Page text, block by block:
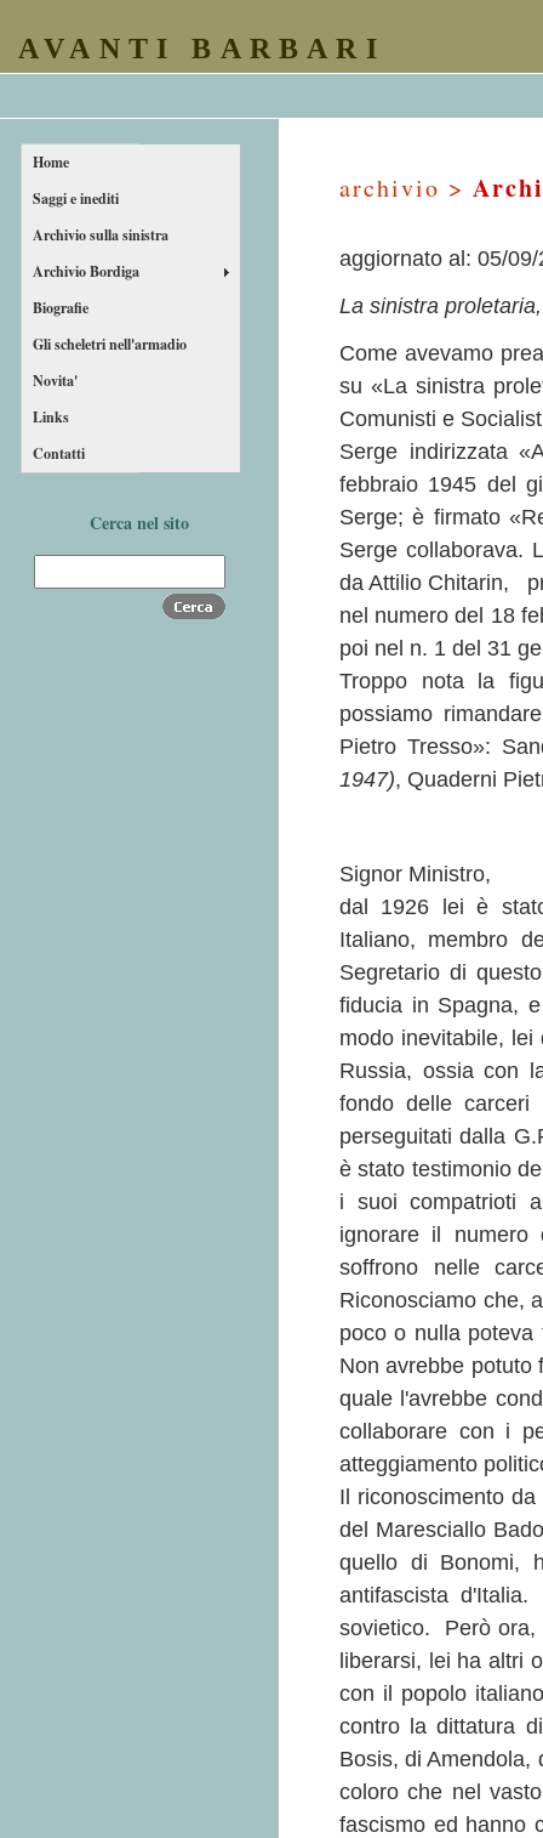
AVANTI BARBARI
Home
Saggi e inediti
Archivio sulla sinistra
Archivio Bordiga
Biografie
Gli scheletri nell'armadio
Novita'
Links
Contatti
Cerca nel sito
archivio >
aggiornato al: 05/09/
La sinistra
Come avevamo
su «La sinistra
Comunisti e
Serge indirizzata
febbraio 1945 del
Serge; è firmato
Serge collaborava.
da Attilio Chitarin,
nel numero del 18
poi nel n. 1 del 31
Troppo nota la
possiamo
Pietro Tresso»:
1947), Quaderni
Signor Ministro,
dal 1926 lei è
Italiano, membro
Segretario di
fiducia in Spagna,
modo inevitabile,
Russia, ossia con
fondo delle
perseguitati dalla
è stato testimonio
i suoi compatrioti
ignorare il
soffrono nelle
Riconosciamo che,
poco o nulla
Non avrebbe potuto
quale l'avrebbe
collaborare con i
atteggiamento
Il riconoscimento
del Maresciallo
quello di Bonomi,
antifascista
sovietico. Però ora,
liberarsi, lei ha altri
con il popolo
contro la dittatura
Bosis, di Amendola,
coloro che nel
fascismo ed hanno